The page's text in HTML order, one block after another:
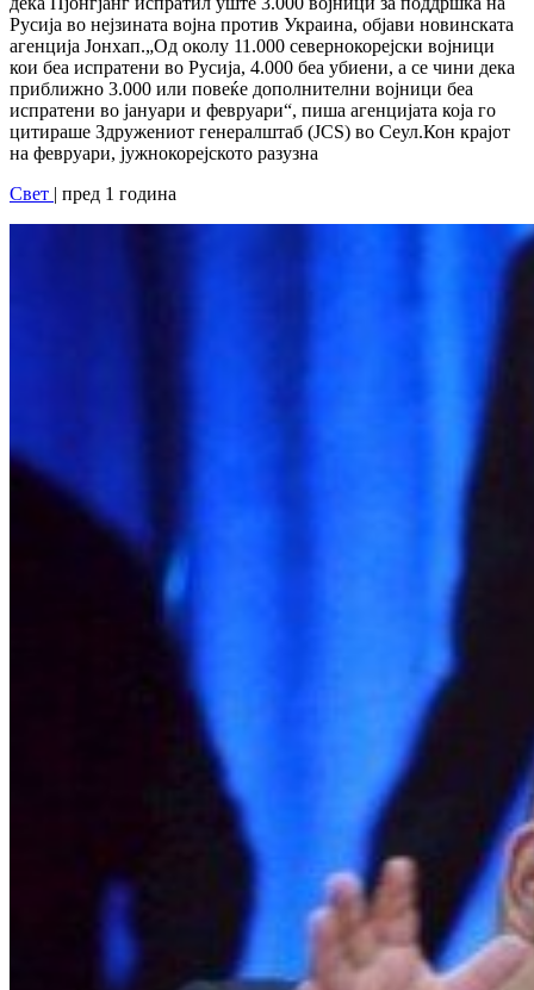
Русија во нејзината војна против Украина, објави новинската
агенција Јонхап.„Од околу 11.000 севернокорејски војници
кои беа испратени во Русија, 4.000 беа убиени, а се чини дека
приближно 3.000 или повеќе дополнителни војници беа
испратени во јануари и февруари“, пиша агенцијата која го
цитираше Здружениот генералштаб (JCS) во Сеул.Кон крајот
на февруари, јужнокорејското разузна
Свет | пред 1 година